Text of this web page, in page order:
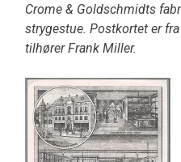
Crome & Goldschmidts
strygestue. Postkortet er
tilhører Frank Miller.